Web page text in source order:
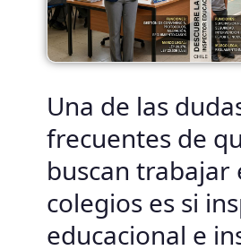
Una de las
frecuentes de
buscan trabajar
colegios es si
educacional e